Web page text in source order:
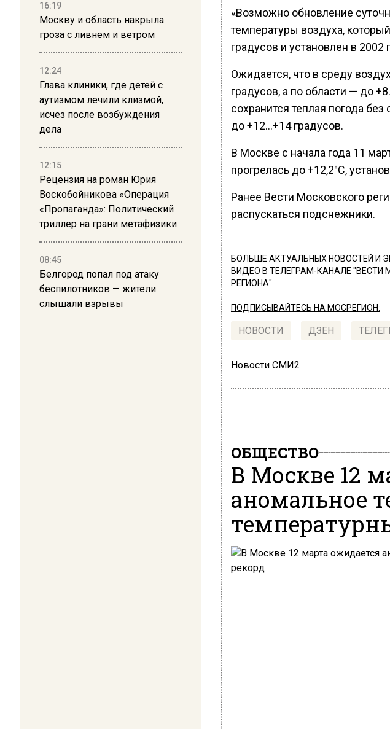
16:19
Москву и область накрыла
гроза с ливнем и ветром
12:24
Глава клиники, где детей с
аутизмом лечили клизмой,
исчез после возбуждения
дела
12:15
Рецензия на роман Юрия
Воскобойникова «Операция
«Пропаганда»: Политический
триллер на грани метафизики
08:45
Белгород попал под атаку
беспилотников — жители
слышали взрывы
«Возможно обновление
температуры воздуха,
градусов и установлен в 2002
Ожидается, что в среду
градусов, а по области — до
сохранится теплая погода
до +12…+14 градусов.
В Москве с начала года 11
прогрелась до +12,2°C,
Ранее Вести Московского
распускаться подснежники.
БОЛЬШЕ АКТУАЛЬНЫХ НОВОСТЕЙ И
ВИДЕО В ТЕЛЕГРАМ-КАНАЛЕ "ВЕСТИ
РЕГИОНА".
ПОДПИСЫВАЙТЕСЬ НА МОСРЕГИОН:
НОВОСТИ ДЗЕН
Новости СМИ2
ОБЩЕСТВО
В Москве 12
аномальное